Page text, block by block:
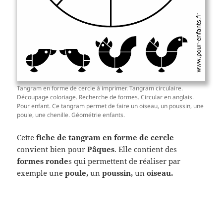
Tangram en forme de cercle à imprimer. Tangram circulaire.
Découpage coloriage. Recherche de formes. Circular en anglais.
Pour enfant. Ce tangram permet de faire un oiseau, un poussin, une
poule, une chenille. Géométrie enfants.
Cettefiche de tangram en forme de cercle
convient bien pourPâques. Elle contient des
formes rondes qui permettent de réaliser par
exemple unepoule, unpoussin, unoiseau.